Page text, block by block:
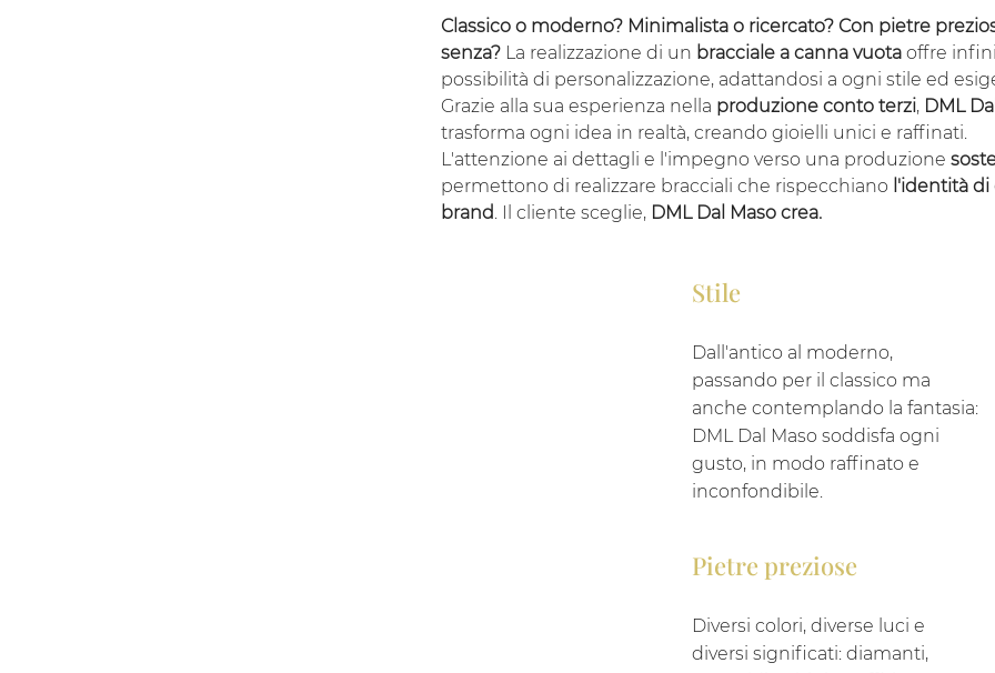
Classico o moderno? Minimalista o ricercato? Con pietre
senza? La realizzazione di un bracciale a canna vuota offre
possibilità di personalizzazione, adattandosi a ogni stile ed
Grazie alla sua esperienza nella produzione conto terzi, DML
trasforma ogni idea in realtà, creando gioielli unici e raffinati.
L'attenzione ai dettagli e l'impegno verso una produzione
permettono di realizzare bracciali che rispecchiano l'identità
brand. Il cliente sceglie, DML Dal Maso crea.
Stile
Dall'antico al moderno,
passando per il classico ma
anche contemplando la fantasia:
DML Dal Maso soddisfa ogni
gusto, in modo raffinato e
inconfondibile.
Pietre preziose
Diversi colori, diverse luci e
diversi significati: diamanti,